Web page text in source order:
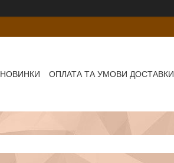
НОВИНКИ ОПЛАТА ТА УМОВИ ДОСТАВКИ